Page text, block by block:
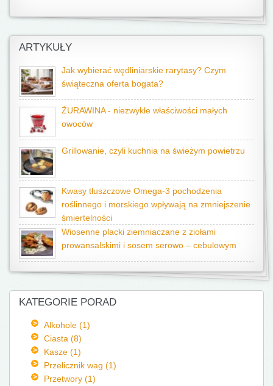
ARTYKUŁY
Jak wybierać wędliniarskie rarytasy? Czym
świąteczna oferta bogata?
ŻURAWINA - niezwykłe właściwości małych
owoców
Grillowanie, czyli kuchnia na świeżym powietrzu
Kwasy tłuszczowe Omega-3 pochodzenia
roślinnego i morskiego wpływają na zmniejszenie
śmiertelności
Wiosenne placki ziemniaczane z ziołami
prowansalskimi i sosem serowo – cebulowym
KATEGORIE PORAD
Alkohole (1)
Ciasta (8)
Kasze (1)
Przelicznik wag (1)
Przetwory (1)